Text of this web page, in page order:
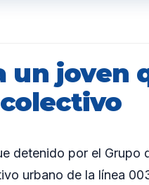
un joven
detenido por el Grupo
urbano de la línea